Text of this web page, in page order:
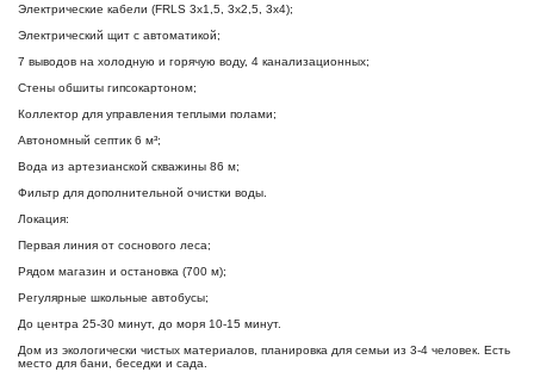
Электрические кабели (FRLS 3x1,5, 3x2,5, 3x4);
Электрический щит с автоматикой;
7 выводов на холодную и горячую воду, 4 канализационных;
Стены обшиты гипсокартоном;
Коллектор для управления теплыми полами;
Автономный септик 6 м³;
Вода из артезианской скважины 86 м;
Фильтр для дополнительной очистки воды.
Локация:
Первая линия от соснового леса;
Рядом магазин и остановка (700 м);
Регулярные школьные автобусы;
До центра 25-30 минут, до моря 10-15 минут.
Дом из экологически чистых материалов, планировка для семьи из 3-4 человек. Есть
место для бани, беседки и сада.